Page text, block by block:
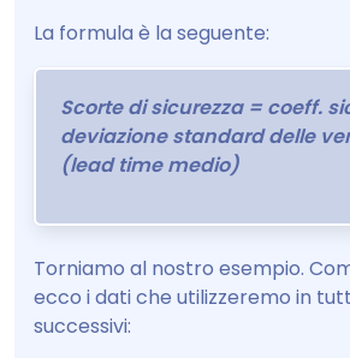
La formula è la seguente:
Scorte di sicurezza = coeff.
deviazione standard delle
(lead time medio)
Torniamo al nostro esempio.
ecco i dati che utilizzeremo in
successivi: